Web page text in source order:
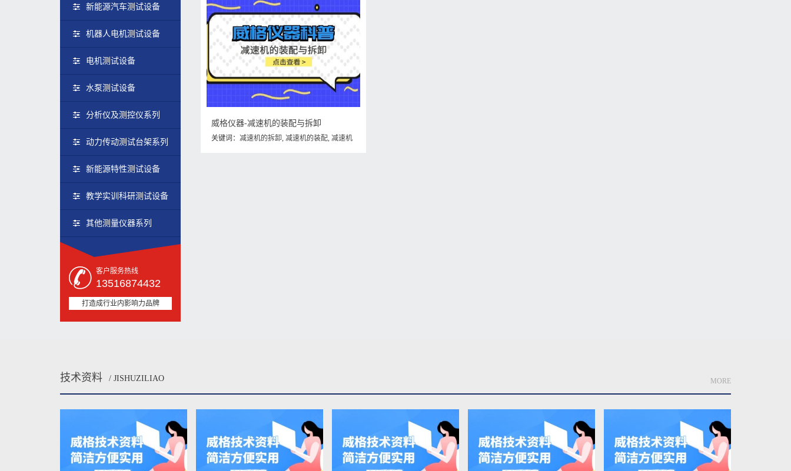
新能源汽车测试设备
机器人电机测试设备
电机测试设备
水泵测试设备
分析仪及测控仪系列
动力传动测试台架系列
新能源特性测试设备
教学实训科研测试设备
其他测量仪器系列
客户服务热线
13516874432
打造成行业内影响力品牌
威格仪器-减速机的装配与拆卸
关键词：减速机的拆卸,减速机的装配,减速机
技术资料 / JISHUZILIAO MORE